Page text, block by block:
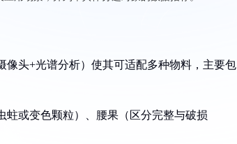
头+光谱分析）使其可适配多种物料，主要包
蛀或变色颗粒）、腰果（区分完整与破损